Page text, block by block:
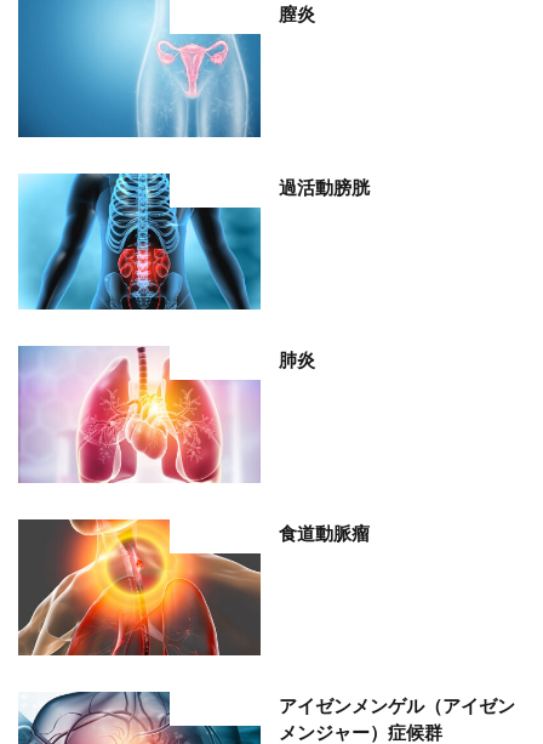
膣炎
過活動膀胱
肺炎
食道動脈瘤
アイゼンメンゲル（アイゼン
メンジャー）症候群